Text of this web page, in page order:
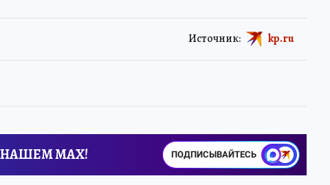
Источник: kp.ru
MAX! ПОДПИСЫВАЙТЕСЬ